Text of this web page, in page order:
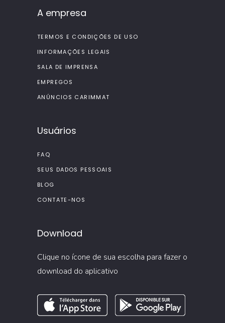
A empresa
TERMOS E CONDIÇÕES DE USO
INFORMAÇÕES LEGAIS
SALA DE IMPRENSA
EMPREGOS
ANÚNCIOS CARIMMAT
Usuários
FAQ
SEUS DADOS PESSOAIS
BLOG
CONTATE-NOS
Download
Clique no ícone de sua escolha para fazer o
download do aplicativo